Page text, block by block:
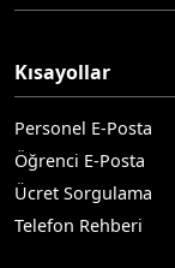
Kısayollar
Personel E-Posta
Öğrenci E-Posta
Ücret Sorgulama
Telefon Rehberi